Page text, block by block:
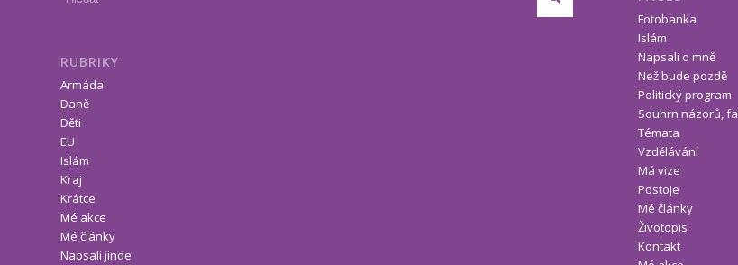
RUBRIKY
Armáda
Daně
Děti
EU
Islám
Kraj
Krátce
Mé akce
Mé články
Napsali jinde
Fotobanka
Islám
Napsali o mně
Než bude pozdě
Politický program
Souhrn názorů,
Témata
Vzdělávání
Má vize
Postoje
Mé články
Životopis
Kontakt